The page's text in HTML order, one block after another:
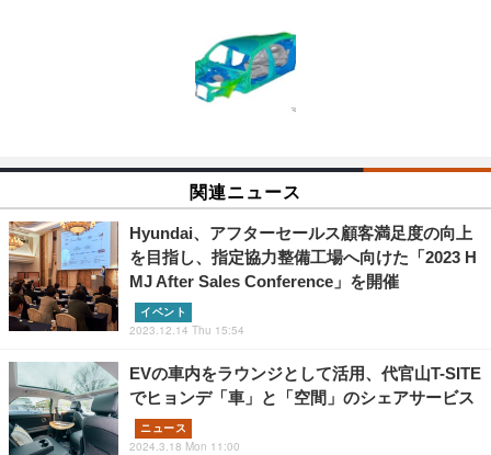
関連ニュース
Hyundai、アフターセールス顧客満足度の向上
を目指し、指定協力整備工場へ向けた「2023 H
MJ After Sales Conference」を開催
イベント
2023.12.14 Thu 15:54
EVの車内をラウンジとして活用、代官山T-SITE
でヒョンデ「車」と「空間」のシェアサービス
ニュース
2024.3.18 Mon 11:00